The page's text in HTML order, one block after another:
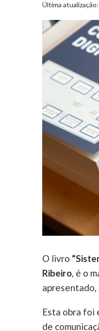
Última atualização:
Image
O livro
Ribeiro, é o
apresentado,
Esta obra foi
de